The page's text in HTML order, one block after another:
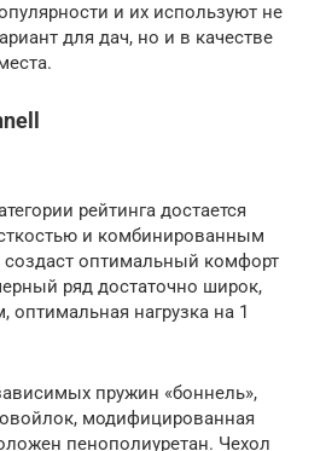
и их используют не
для дач, но и в качестве
рейтинга достается
и комбинированным
оптимальный комфорт
ряд достаточно широк,
нагрузка на 1
пружин «боннель»,
модифицированная
пенополиуретан. Чехол